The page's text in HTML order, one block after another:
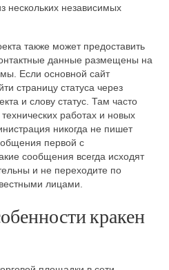
независимых
также может предоставить
данные размещены на
Если основной сайт
страницу статуса через
и слову статус. Там часто
работах и новых
никогда не пишет
первой с
сообщения всегда исходят
и не переходите по
лицами.
кракен